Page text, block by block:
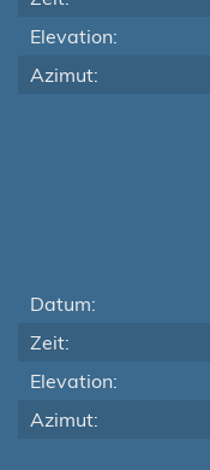
Elevation:
Azimut:
Datum:
Zeit:
Elevation:
Azimut: